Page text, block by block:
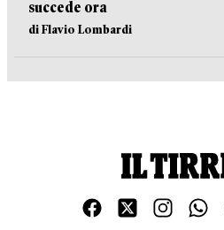
succede ora
di Flavio Lombardi